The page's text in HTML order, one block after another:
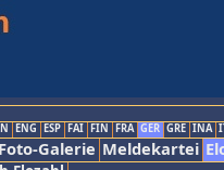
ENG ESP FAI FIN FRA GER GRE INA
Foto-Galerie Meldekartei